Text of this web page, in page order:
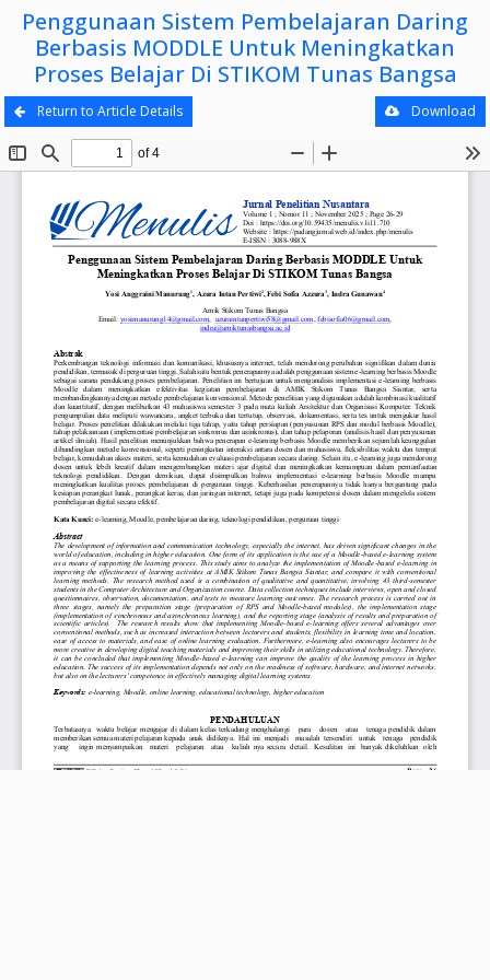
Penggunaan Sistem Pembelajaran Daring
Berbasis MODDLE Untuk Meningkatkan
Proses Belajar Di STIKOM Tunas Bangsa
Return to Article Details Download